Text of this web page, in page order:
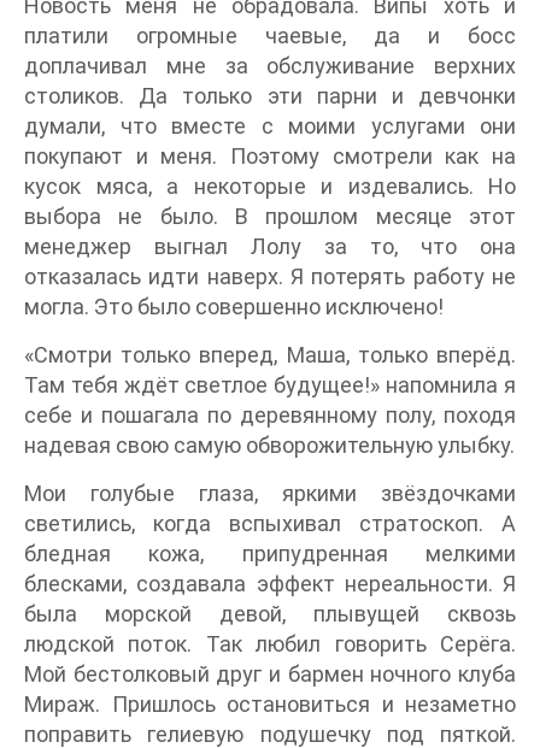
платили огромные чаевые, да и босс
доплачивал мне за обслуживание верхних
столиков. Да только эти парни и девчонки
думали, что вместе с моими услугами они
покупают и меня. Поэтому смотрели как на
кусок мяса, а некоторые и издевались. Но
выбора не было. В прошлом месяце этот
менеджер выгнал Лолу за то, что она
отказалась идти наверх. Я потерять работу не
могла. Это было совершенно исключено!
«Смотри только вперед, Маша, только вперёд.
Там тебя ждёт светлое будущее!» напомнила я
себе и пошагала по деревянному полу, походя
надевая свою самую обворожительную улыбку.
Мои голубые глаза, яркими звёздочками
светились, когда вспыхивал стратоскоп. А
бледная кожа, припудренная мелкими
блесками, создавала эффект нереальности. Я
была морской девой, плывущей сквозь
людской поток. Так любил говорить Серёга.
Мой бестолковый друг и бармен ночного клуба
Мираж. Пришлось остановиться и незаметно
поправить гелиевую подушечку под пяткой.